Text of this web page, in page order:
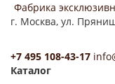
Фабрика
г. Москва, ул.
+7 495 108-43-17
Каталог